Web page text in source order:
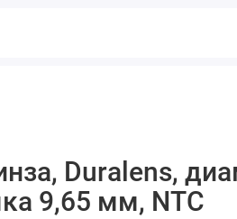
Duralens,
9,65 мм, NTC